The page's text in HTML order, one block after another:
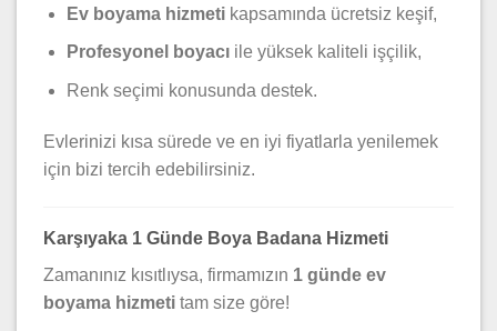
Ev boyama hizmetikapsamında ücretsiz keşif,
Profesyonel boyacıile yüksek kaliteli işçilik,
Renk seçimi konusunda destek.
Evlerinizi kısa sürede ve en iyi fiyatlarla yenilemek
için bizi tercih edebilirsiniz.
Karşıyaka 1 Günde Boya Badana Hizmeti
Zamanınız kısıtlıysa, firmamızın 1 günde ev
boyama hizmeti tam size göre!